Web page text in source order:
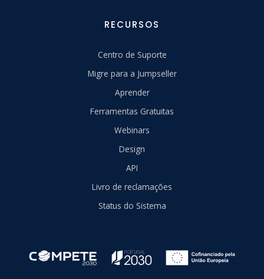
RECURSOS
Centro de Suporte
Migre para a Jumpseller
Aprender
Ferramentas Gratuitas
Webinars
Design
API
Livro de reclamações
Status do Sistema